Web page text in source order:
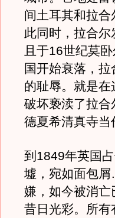
间土耳其和拉
此同时，拉合
且于16世纪莫
国开始衰落，
的耻辱。就是
破坏亵渎了拉
德夏希清真寺当
到1849年英国
墟，宛如面包
嫌，如今被消
昔日光彩。所